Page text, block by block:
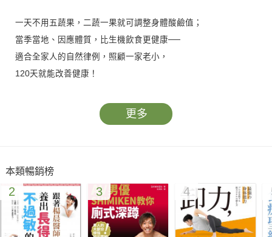
一天不用五蔬果，二蔬一果就可調整身體酸鹼值；
當季當地、因應體質，比生機飲食更健康──
適合全家人的自然律例，照顧一家老小，
120天就能改善健康！
全家大小都可遵循的健康寶典──
用自然律例找到適合自己的飲食與作息！
更多
本類暢銷榜
2 3 4